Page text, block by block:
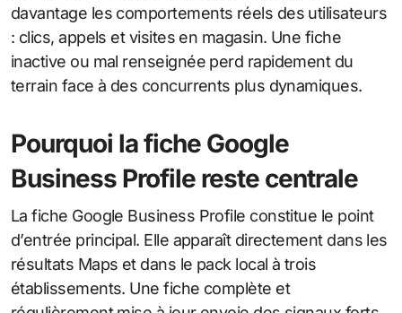
davantage les comportements réels des utilisateurs
: clics, appels et visites en magasin. Une fiche
inactive ou mal renseignée perd rapidement du
terrain face à des concurrents plus dynamiques.
Pourquoi la fiche Google
Business Profile reste centrale
La fiche Google Business Profile constitue le point
d’entrée principal. Elle apparaît directement dans les
résultats Maps et dans le pack local à trois
établissements. Une fiche complète et